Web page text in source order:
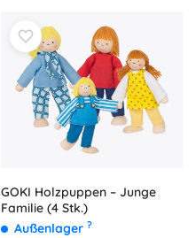
GOKI Holzpuppen – Junge
Familie (4 Stk.)
Außenlager ?